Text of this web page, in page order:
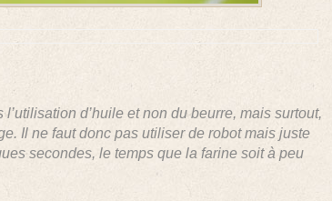
d’huile et non du beurre, mais surtout,
Il ne faut donc pas utiliser de robot mais juste
secondes, le temps que la farine soit à peu